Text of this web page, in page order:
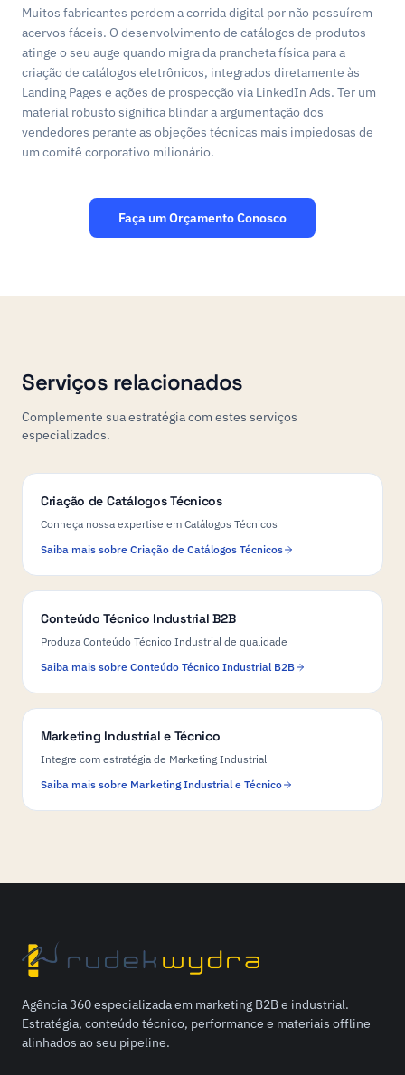
Muitos fabricantes perdem a corrida digital por não possuírem
acervos fáceis. O desenvolvimento de catálogos de produtos
atinge o seu auge quando migra da prancheta física para a
criação de catálogos eletrônicos, integrados diretamente às
Landing Pages e ações de prospecção via LinkedIn Ads. Ter um
material robusto significa blindar a argumentação dos
vendedores perante as objeções técnicas mais impiedosas de
um comitê corporativo milionário.
Faça um Orçamento Conosco
Serviços relacionados
Complemente sua estratégia com estes serviços
especializados.
Criação de Catálogos Técnicos
Conheça nossa expertise em Catálogos Técnicos
Saiba mais sobre Criação de Catálogos Técnicos
Conteúdo Técnico Industrial B2B
Produza Conteúdo Técnico Industrial de qualidade
Saiba mais sobre Conteúdo Técnico Industrial B2B
Marketing Industrial e Técnico
Integre com estratégia de Marketing Industrial
Saiba mais sobre Marketing Industrial e Técnico
Agência 360 especializada em marketing B2B e industrial.
Estratégia, conteúdo técnico, performance e materiais offline
alinhados ao seu pipeline.